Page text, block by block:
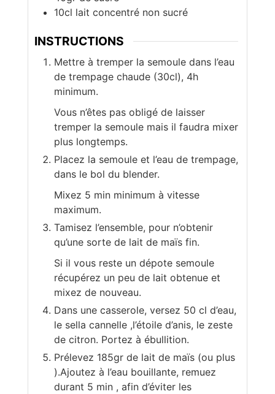
10cl lait concentré non sucré
INSTRUCTIONS
Mettre à tremper la semoule dans l’eau
de trempage chaude (30cl), 4h
minimum.
Vous n’êtes pas obligé de laisser
tremper la semoule mais il faudra mixer
plus longtemps.
Placez la semoule et l’eau de trempage,
dans le bol du blender.
Mixez 5 min minimum à vitesse
maximum.
Tamisez l’ensemble, pour n’obtenir
qu’une sorte de lait de maïs fin.
Si il vous reste un dépote semoule
récupérez un peu de lait obtenue et
mixez de nouveau.
Dans une casserole, versez 50 cl d’eau,
le sella cannelle ,l’étoile d’anis, le zeste
de citron. Portez à ébullition.
Prélevez 185gr de lait de maïs (ou plus
).Ajoutez à l’eau bouillante, remuez
durant 5 min , afin d’éviter les